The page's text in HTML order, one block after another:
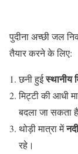
पुदीना अच्छी जल
तैयार करने के लिए:
छनी हुईस्थानीय
मिट्टी की आधी
बदला जा सकता
थोड़ी मात्रा में
रहे।